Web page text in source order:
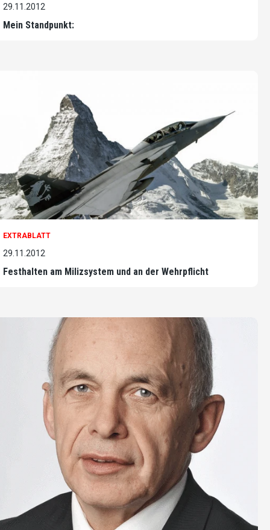
29.11.2012
Mein Standpunkt:
EXTRABLATT
29.11.2012
Festhalten am Milizsystem und an der Wehrpflicht